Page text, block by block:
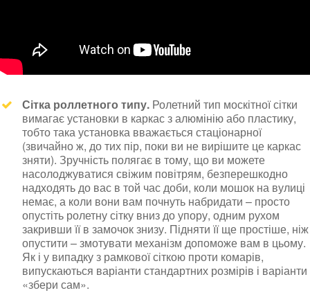
Сітка роллетного типу. Ролетний тип москітної сітки
вимагає установки в каркас з алюмінію або пластику,
тобто така установка вважається стаціонарної
(звичайно ж, до тих пір, поки ви не вирішите це каркас
зняти). Зручність полягає в тому, що ви можете
насолоджуватися свіжим повітрям, безперешкодно
надходять до вас в той час доби, коли мошок на вулиці
немає, а коли вони вам почнуть набридати – просто
опустіть ролетну сітку вниз до упору, одним рухом
закривши її в замочок знизу. Підняти її ще простіше, ніж
опустити – змотувати механізм допоможе вам в цьому.
Як і у випадку з рамкової сіткою проти комарів,
випускаються варіанти стандартних розмірів і варіанти
«збери сам».